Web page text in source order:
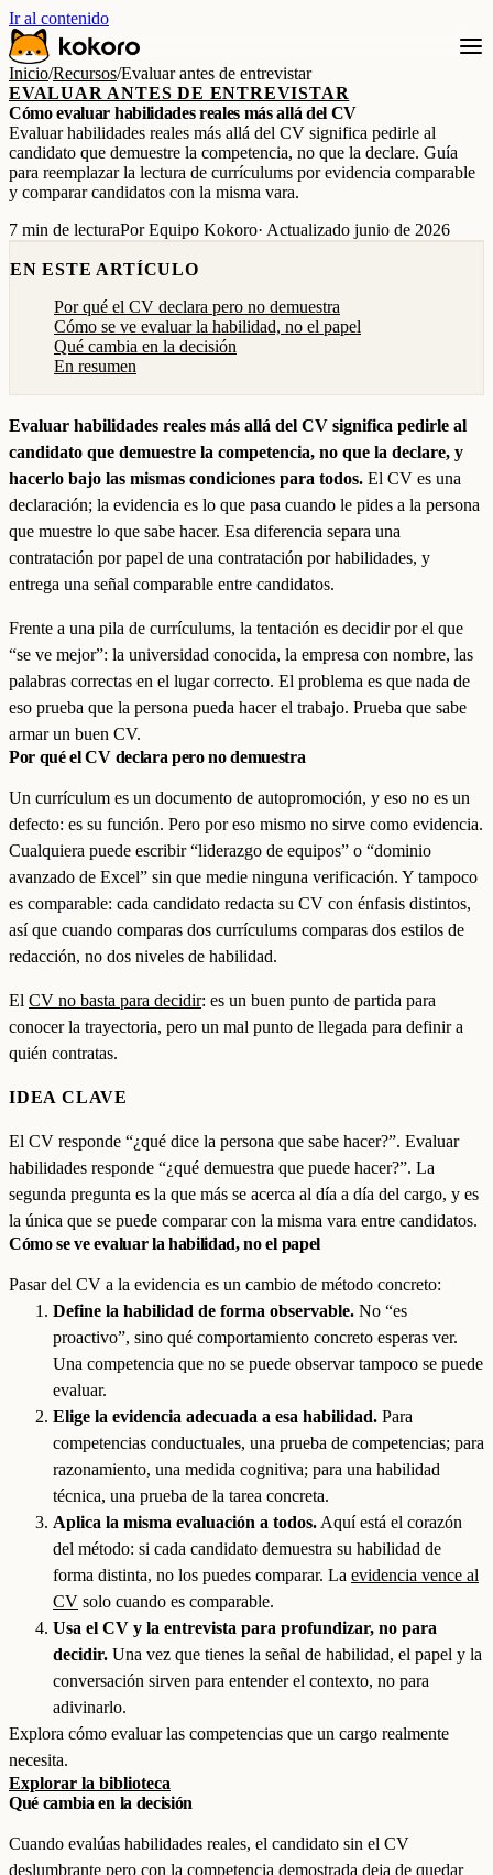
Ir al contenido
Inicio/Recursos/Evaluar antes de entrevistar
EVALUAR ANTES DE ENTREVISTAR
Cómo evaluar habilidades reales más allá del CV
Evaluar habilidades reales más allá del CV significa pedirle al
candidato que demuestre la competencia, no que la declare. Guía
para reemplazar la lectura de currículums por evidencia comparable
y comparar candidatos con la misma vara.
7 min de lecturaPor Equipo Kokoro· Actualizado junio de 2026
EN ESTE ARTÍCULO
Por qué el CV declara pero no demuestra
Cómo se ve evaluar la habilidad, no el papel
Qué cambia en la decisión
En resumen
Evaluar habilidades reales más allá del CV significa pedirle al
candidato que demuestre la competencia, no que la declare, y
hacerlo bajo las mismas condiciones para todos. El CV es una
declaración; la evidencia es lo que pasa cuando le pides a la persona
que muestre lo que sabe hacer. Esa diferencia separa una
contratación por papel de una contratación por habilidades, y
entrega una señal comparable entre candidatos.
Frente a una pila de currículums, la tentación es decidir por el que
“se ve mejor”: la universidad conocida, la empresa con nombre, las
palabras correctas en el lugar correcto. El problema es que nada de
eso prueba que la persona pueda hacer el trabajo. Prueba que sabe
armar un buen CV.
Por qué el CV declara pero no demuestra
Un currículum es un documento de autopromoción, y eso no es un
defecto: es su función. Pero por eso mismo no sirve como evidencia.
Cualquiera puede escribir “liderazgo de equipos” o “dominio
avanzado de Excel” sin que medie ninguna verificación. Y tampoco
es comparable: cada candidato redacta su CV con énfasis distintos,
así que cuando comparas dos currículums comparas dos estilos de
redacción, no dos niveles de habilidad.
El CV no basta para decidir: es un buen punto de partida para
conocer la trayectoria, pero un mal punto de llegada para definir a
quién contratas.
IDEA CLAVE
El CV responde “¿qué dice la persona que sabe hacer?”. Evaluar
habilidades responde “¿qué demuestra que puede hacer?”. La
segunda pregunta es la que más se acerca al día a día del cargo, y es
la única que se puede comparar con la misma vara entre candidatos.
Cómo se ve evaluar la habilidad, no el papel
Pasar del CV a la evidencia es un cambio de método concreto:
Define la habilidad de forma observable. No “es
proactivo”, sino qué comportamiento concreto esperas ver.
Una competencia que no se puede observar tampoco se puede
evaluar.
Elige la evidencia adecuada a esa habilidad. Para
competencias conductuales, una prueba de competencias; para
razonamiento, una medida cognitiva; para una habilidad
técnica, una prueba de la tarea concreta.
Aplica la misma evaluación a todos. Aquí está el corazón
del método: si cada candidato demuestra su habilidad de
forma distinta, no los puedes comparar. La evidencia vence al
CV solo cuando es comparable.
Usa el CV y la entrevista para profundizar, no para
decidir. Una vez que tienes la señal de habilidad, el papel y la
conversación sirven para entender el contexto, no para
adivinarlo.
Explora cómo evaluar las competencias que un cargo realmente
necesita.
Explorar la biblioteca
Qué cambia en la decisión
Cuando evalúas habilidades reales, el candidato sin el CV
deslumbrante pero con la competencia demostrada deja de quedar